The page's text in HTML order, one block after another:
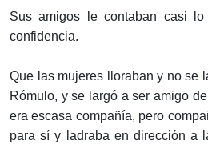
Sus amigos le contaban casi
confidencia.
Que las mujeres lloraban y no se
Rómulo, y se largó a ser amigo
era escasa compañía, pero
para sí y ladraba en dirección a